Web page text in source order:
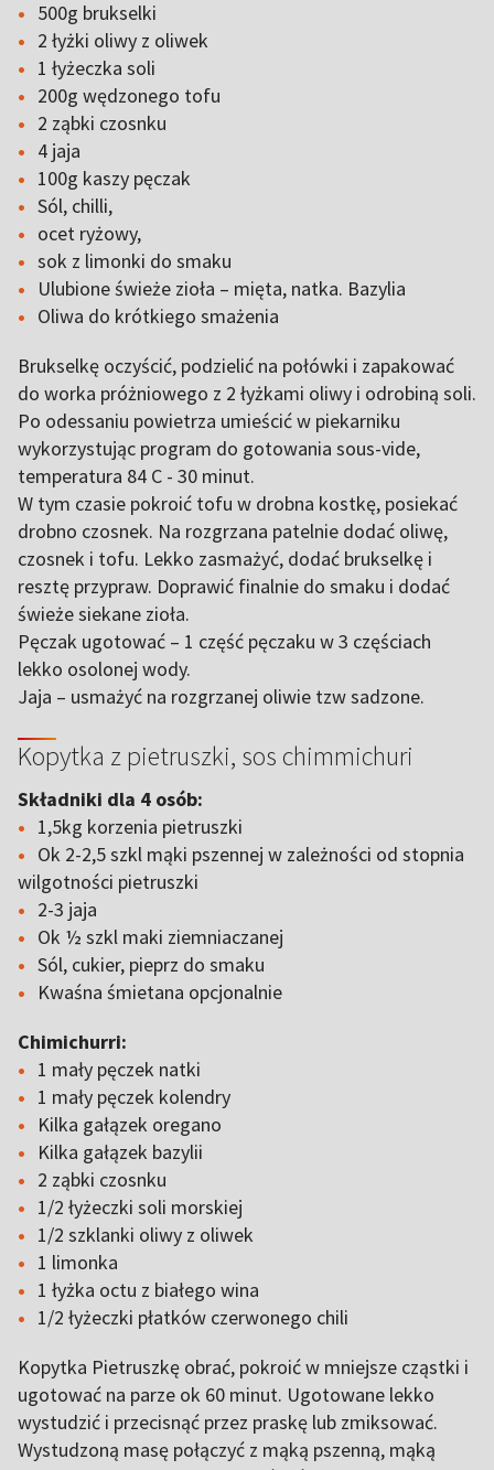
500g brukselki
2 łyżki oliwy z oliwek
1 łyżeczka soli
200g wędzonego tofu
2 ząbki czosnku
4 jaja
100g kaszy pęczak
Sól, chilli,
ocet ryżowy,
sok z limonki do smaku
Ulubione świeże zioła – mięta, natka. Bazylia
Oliwa do krótkiego smażenia
Brukselkę oczyścić, podzielić na połówki i zapakować
do worka próżniowego z 2 łyżkami oliwy i odrobiną soli.
Po odessaniu powietrza umieścić w piekarniku
wykorzystując program do gotowania sous-vide,
temperatura 84 C - 30 minut.
W tym czasie pokroić tofu w drobna kostkę, posiekać
drobno czosnek. Na rozgrzana patelnie dodać oliwę,
czosnek i tofu. Lekko zasmażyć, dodać brukselkę i
resztę przypraw. Doprawić finalnie do smaku i dodać
świeże siekane zioła.
Pęczak ugotować – 1 część pęczaku w 3 częściach
lekko osolonej wody.
Jaja – usmażyć na rozgrzanej oliwie tzw sadzone.
Kopytka z pietruszki, sos chimmichuri
Składniki dla 4 osób:
1,5kg korzenia pietruszki
Ok 2-2,5 szkl mąki pszennej w zależności od stopnia
wilgotności pietruszki
2-3 jaja
Ok ½ szkl maki ziemniaczanej
Sól, cukier, pieprz do smaku
Kwaśna śmietana opcjonalnie
Chimichurri:
1 mały pęczek natki
1 mały pęczek kolendry
Kilka gałązek oregano
Kilka gałązek bazylii
2 ząbki czosnku
1/2 łyżeczki soli morskiej
1/2 szklanki oliwy z oliwek
1 limonka
1 łyżka octu z białego wina
1/2 łyżeczki płatków czerwonego chili
Kopytka Pietruszkę obrać, pokroić w mniejsze cząstki i
ugotować na parze ok 60 minut. Ugotowane lekko
wystudzić i przecisnąć przez praskę lub zmiksować.
Wystudzoną masę połączyć z mąką pszenną, mąką